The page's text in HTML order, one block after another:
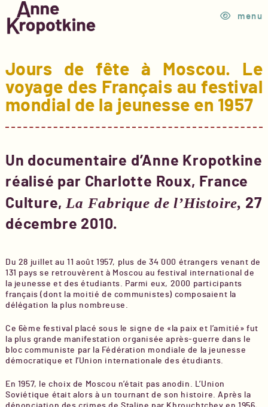
menu
Jours de fête à Moscou. Le
voyage des Français au festival
mondial de la jeunesse en 1957
Un documentaire d’Anne Kropotkine
réalisé par Charlotte Roux, France
Culture, La Fabrique de l’Histoire, 27
décembre 2010.
Du 28 juillet au 11 août 1957, plus de 34 000 étrangers venant de
131 pays se retrouvèrent à Moscou au festival international de
la jeunesse et des étudiants. Parmi eux, 2000 participants
français (dont la moitié de communistes) composaient la
délégation la plus nombreuse.
Ce 6ème festival placé sous le signe de «la paix et l’amitié» fut
la plus grande manifestation organisée après-guerre dans le
bloc communiste par la Fédération mondiale de la jeunesse
démocratique et l’Union internationale des étudiants.
En 1957, le choix de Moscou n’était pas anodin. L’Union
Soviétique était alors à un tournant de son histoire. Après la